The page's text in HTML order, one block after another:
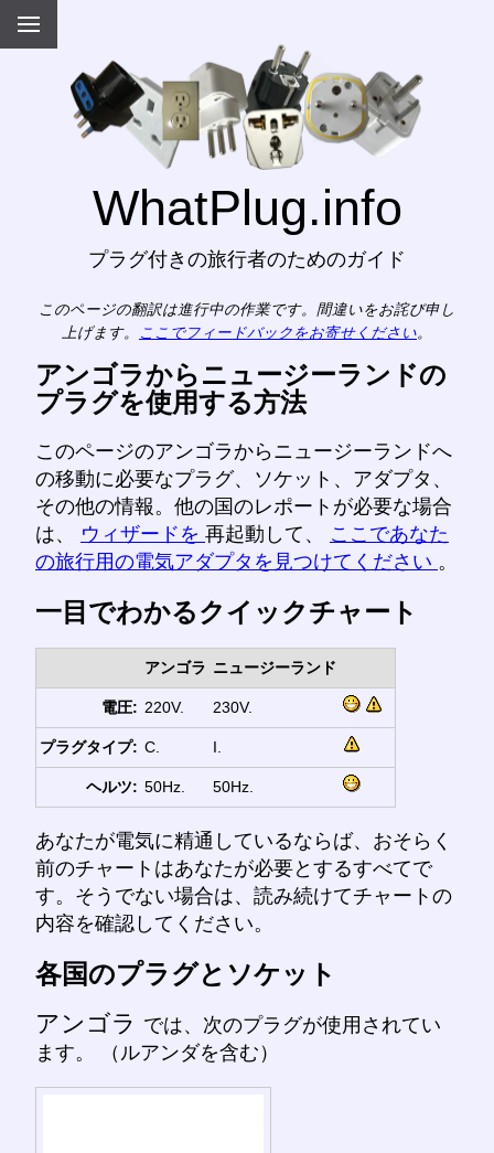
WhatPlug.info
プラグ付きの旅行者のためのガイド
このページの翻訳は進行中の作業です。間違いをお詫び申し
上げます。
ここでフィードバックをお寄せください。
アンゴラからニュージーランドの
プラグを使用する方法
このページのアンゴラからニュージーランドへ
の移動に必要なプラグ、ソケット、アダプタ、
その他の情報。他の国のレポートが必要な場合
は、 ウィザードを 再起動して、 ここであなた
の旅行用の電気アダプタを見つけてください 。
一目でわかるクイックチャート
アンゴラ ニュージーランド
電圧: 220V. 230V.
プラグタイプ: C. I.
ヘルツ: 50Hz. 50Hz.
あなたが電気に精通しているならば、おそらく
前のチャートはあなたが必要とするすべてで
す。そうでない場合は、読み続けてチャートの
内容を確認してください。
各国のプラグとソケット
アンゴラ では、次のプラグが使用されてい
ます。 （ルアンダを含む）